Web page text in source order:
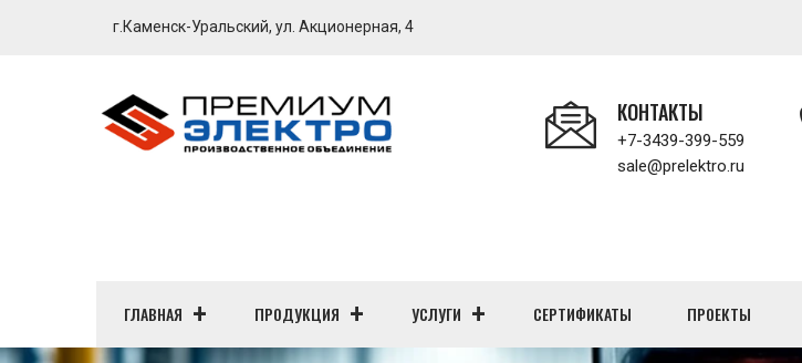
г.Каменск-Уральский, ул. Акционерная, 4
КОНТАКТЫ
+7-3439-399-559
sale@prelektro.ru
ГЛАВНАЯ ПРОДУКЦИЯ УСЛУГИ СЕРТИФИКАТЫ ПРОЕКТЫ